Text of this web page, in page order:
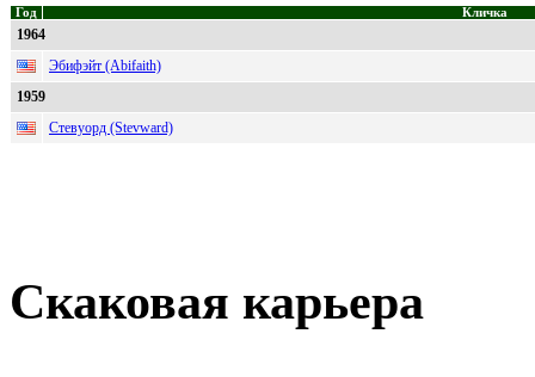
Год Кличка
1964
Эбифэйт (Abifaith)
1959
Стевуорд (Stevward)
Скаковая карьера